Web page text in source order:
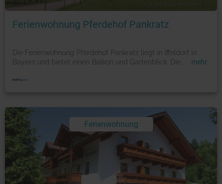
Foto: © booking.com
Ferienwohnung Pferdehof Pankratz
Die Ferienwohnung Pferdehof Pankratz liegt in Iffeldorf in
Bayern und bietet einen Balkon und Gartenblick. Die
mehr
Ferienwohnung